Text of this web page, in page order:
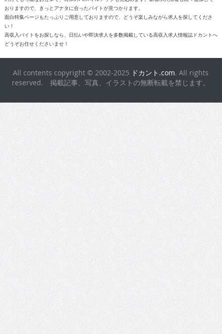
All contents copyright © 2002-2025ドカント.com. All rights
reserved. 掲載記事、写真、イラストの無断転載を禁じます。